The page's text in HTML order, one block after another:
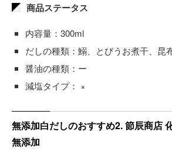
商品ステータス
内容量：300ml
だしの種類：鰯、とびうお煮干、昆
醤油の種類：ー
減塩タイプ： ×
無添加白だしのおすすめ2. 節辰商店
無添加